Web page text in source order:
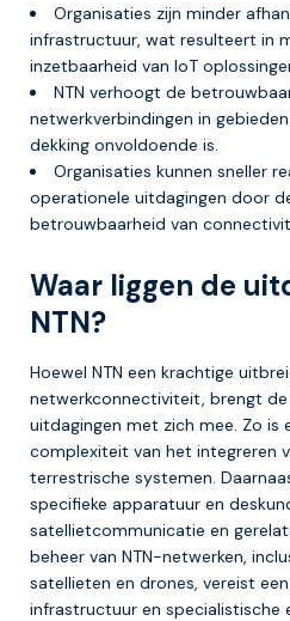
Organisaties zijn minder
infrastructuur, wat resulteert in
inzetbaarheid van IoT
NTN verhoogt de
netwerkverbindingen in
dekking onvoldoende is.
Organisaties kunnen sneller
operationele uitdagingen door
betrouwbaarheid van
Waar liggen de
NTN?
Hoewel NTN een krachtige
netwerkconnectiviteit, brengt
uitdagingen met zich mee. Zo is
complexiteit van het integreren
terrestrische systemen.
specifieke apparatuur en
satellietcommunicatie en
beheer van NTN-netwerken,
satellieten en drones, vereist
infrastructuur en specialistische